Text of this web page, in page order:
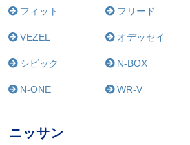
フィット フリード
VEZEL オデッセイ
シビック N-BOX
N-ONE WR-V
ニッサン